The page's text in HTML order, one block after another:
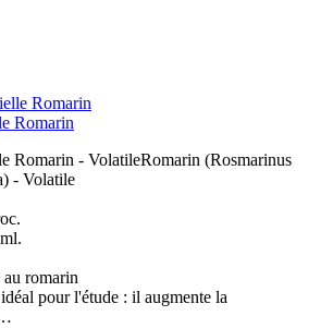
Romarin
Romarin - VolatileRomarin (Rosmarinus
- Volatile
romarin
pour l'étude : il augmente la